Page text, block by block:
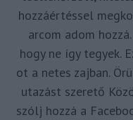
hozzáértéssel
arcom adom
hogy ne így tegyek.
ot a netes zajban.
utazást szerető
szólj hozzá a